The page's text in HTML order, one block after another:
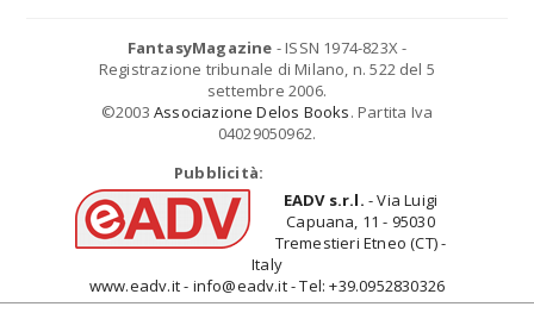
FantasyMagazine - ISSN 1974-823X -
Registrazione tribunale di Milano, n. 522 del 5
settembre 2006.
©2003 Associazione Delos Books. Partita Iva
04029050962.
Pubblicità:
EADV s.r.l. - Via Luigi
Capuana, 11 - 95030
Tremestieri Etneo (CT) -
Italy
www.eadv.it - info@eadv.it - Tel: +39.0952830326